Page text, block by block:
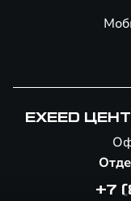
EXEED
+7